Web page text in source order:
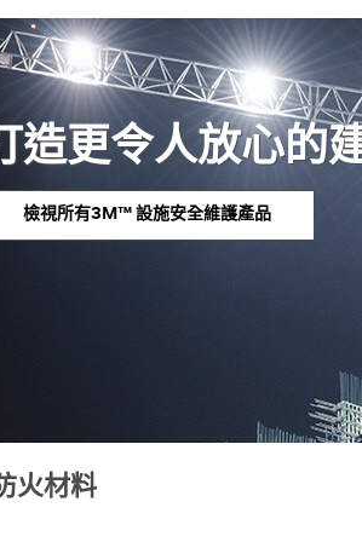
造更令人放心的
檢視所有3M™ 設施安全維護產品
火材料